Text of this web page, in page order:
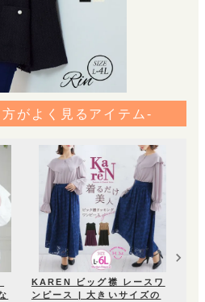
がよく見るアイテム-
KAREN ビッグ襟 レースワ
ンピース | 大きいサイズの